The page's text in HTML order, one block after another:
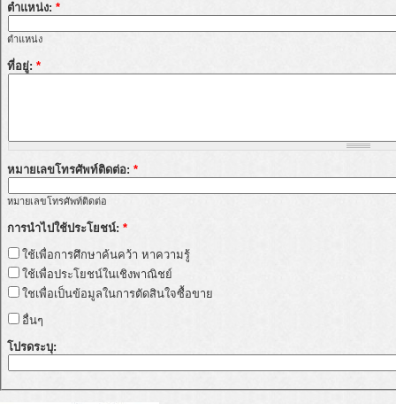
ตำแหน่ง:*
ตำแหน่ง
ที่อยู่:*
หมายเลขโทรศัพท์ติดต่อ:*
หมายเลขโทรศัพท์ติดต่อ
การนำไปใช้ประโยชน์:*
ใช้เพื่อการศึกษาค้นคว้า หาความรู้
ใช้เพื่อประโยชน์ในเชิงพาณิชย์
ใชเพื่อเป็นข้อมูลในการตัดสินใจซื้อขาย
อื่นๆ
โปรดระบุ: